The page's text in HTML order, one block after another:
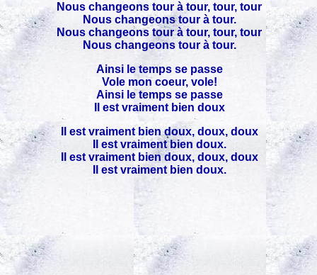
Nous changeons tour à tour, tour, tour
Nous changeons tour à tour.
Nous changeons tour à tour, tour, tour
Nous changeons tour à tour.
Ainsi le temps se passe
Vole mon coeur, vole!
Ainsi le temps se passe
Il est vraiment bien doux
Il est vraiment bien doux, doux, doux
Il est vraiment bien doux.
Il est vraiment bien doux, doux, doux
Il est vraiment bien doux.